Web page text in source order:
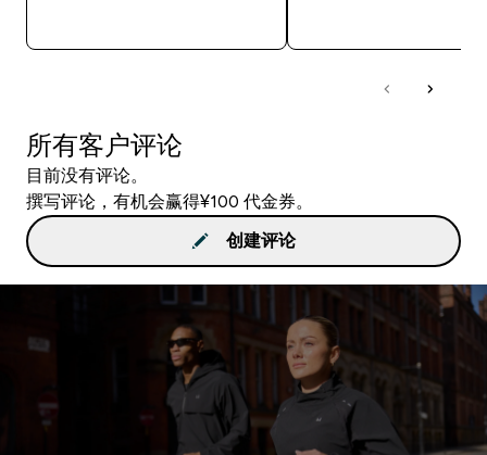
所有客户评论
目前没有评论。
撰写评论，有机会赢得¥100 代金券。
创建评论